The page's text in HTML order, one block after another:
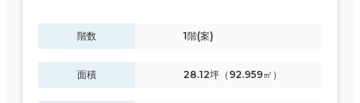
階数 1階(案)
面積 28.12坪（92.959㎡）